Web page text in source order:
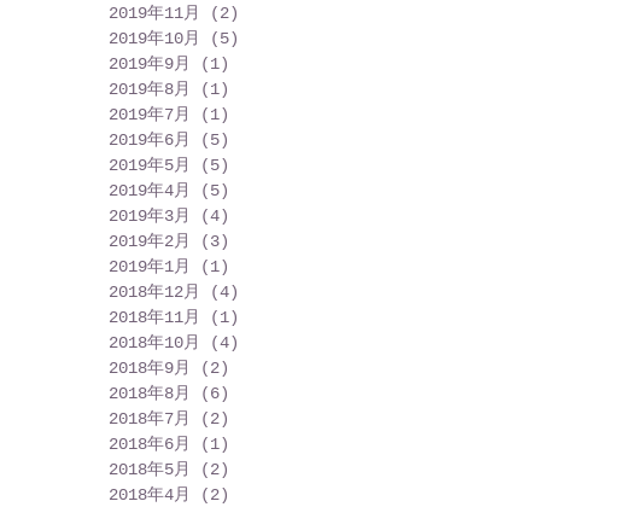
2019年11月
(2)
2019年10月
(5)
2019年9月
(1)
2019年8月
(1)
2019年7月
(1)
2019年6月
(5)
2019年5月
(5)
2019年4月
(5)
2019年3月
(4)
2019年2月
(3)
2019年1月
(1)
2018年12月
(4)
2018年11月
(1)
2018年10月
(4)
2018年9月
(2)
2018年8月
(6)
2018年7月
(2)
2018年6月
(1)
2018年5月
(2)
2018年4月
(2)